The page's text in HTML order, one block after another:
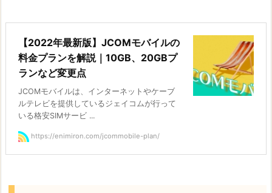
【2022年最新版】JCOMモバイルの
料金プランを解説｜10GB、20GBプ
ランなど変更点
JCOMモバイルは、インターネットやケーブ
ルテレビを提供しているジェイコムが行って
いる格安SIMサービ ...
https://enimiron.com/jcommobile-plan/